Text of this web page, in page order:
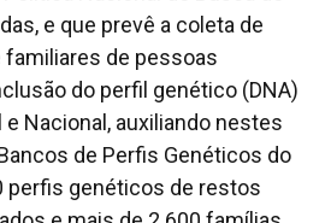
e que prevê a coleta de
de pessoas
do perfil genético (DNA)
Nacional, auxiliando nestes
de Perfis Genéticos do
perfis genéticos de restos